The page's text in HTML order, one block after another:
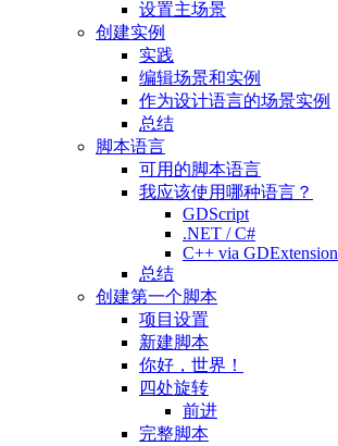
设置主场景
创建实例
实践
编辑场景和实例
作为设计语言的场景实例
总结
脚本语言
可用的脚本语言
我应该使用哪种语言？
GDScript
.NET / C#
C++ via GDExtension
总结
创建第一个脚本
项目设置
新建脚本
你好，世界！
四处旋转
前进
完整脚本